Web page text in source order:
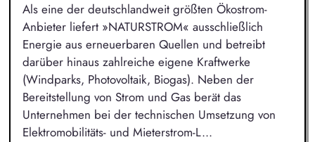
Als eine der deutschlandweit größten Ökostrom-
Anbieter liefert »NATURSTROM« ausschließlich
Energie aus erneuerbaren Quellen und betreibt
darüber hinaus zahlreiche eigene Kraftwerke
(Windparks, Photovoltaik, Biogas). Neben der
Bereitstellung von Strom und Gas berät das
Unternehmen bei der technischen Umsetzung von
Elektromobilitäts- und Mieterstrom-L...